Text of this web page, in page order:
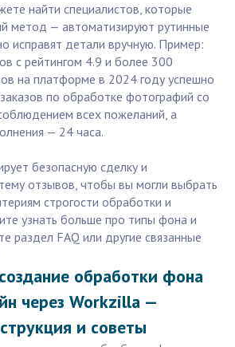
найти специалистов, которые
метод — автоматизируют рутинные
исправят детали вручную. Пример:
с рейтингом 4.9 и более 300
на платформе в 2024 году успешно
по обработке фотографий со
всех пожеланий, а
— 24 часа.
безопасную сделку и
отзывов, чтобы вы могли выбрать
строгости обработки и
узнать больше про типы фона и
раздел FAQ или другие связанные
обработки фона
через Workzilla —
и советы